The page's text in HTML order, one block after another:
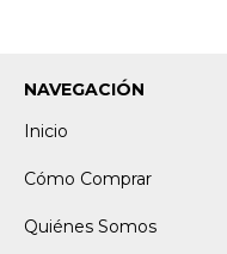
NAVEGACIÓN
Inicio
Cómo Comprar
Quiénes Somos